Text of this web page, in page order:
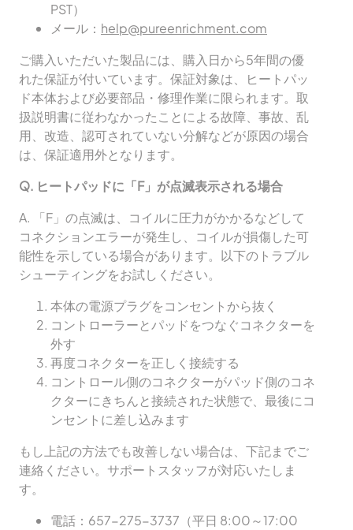
PST）
メール： help@pureenrichment.com
ご購入いただいた製品には、購入日から5年間の優
れた保証が付いています。保証対象は、ヒートパッ
ド本体および必要部品・修理作業に限られます。取
扱説明書に従わなかったことによる故障、事故、乱
用、改造、認可されていない分解などが原因の場合
は、保証適用外となります。
Q. ヒートパッドに「F」が点滅表示される場合
A. 「F」の点滅は、コイルに圧力がかかるなどして
コネクションエラーが発生し、コイルが損傷した可
能性を示している場合があります。以下のトラブル
シューティングをお試しください。
本体の電源プラグをコンセントから抜く
コントローラーとパッドをつなぐコネクターを
外す
再度コネクターを正しく接続する
コントロール側のコネクターがパッド側のコネ
クターにきちんと接続された状態で、最後にコ
ンセントに差し込みます
もし上記の方法でも改善しない場合は、下記までご
連絡ください。サポートスタッフが対応いたしま
す。
電話：657-275-3737（平日 8:00～17:00